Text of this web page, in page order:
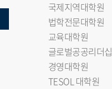
국제지역대학원
법학전문대학원
교육대학원
글로벌공공리더
경영대학원
TESOL 대학원